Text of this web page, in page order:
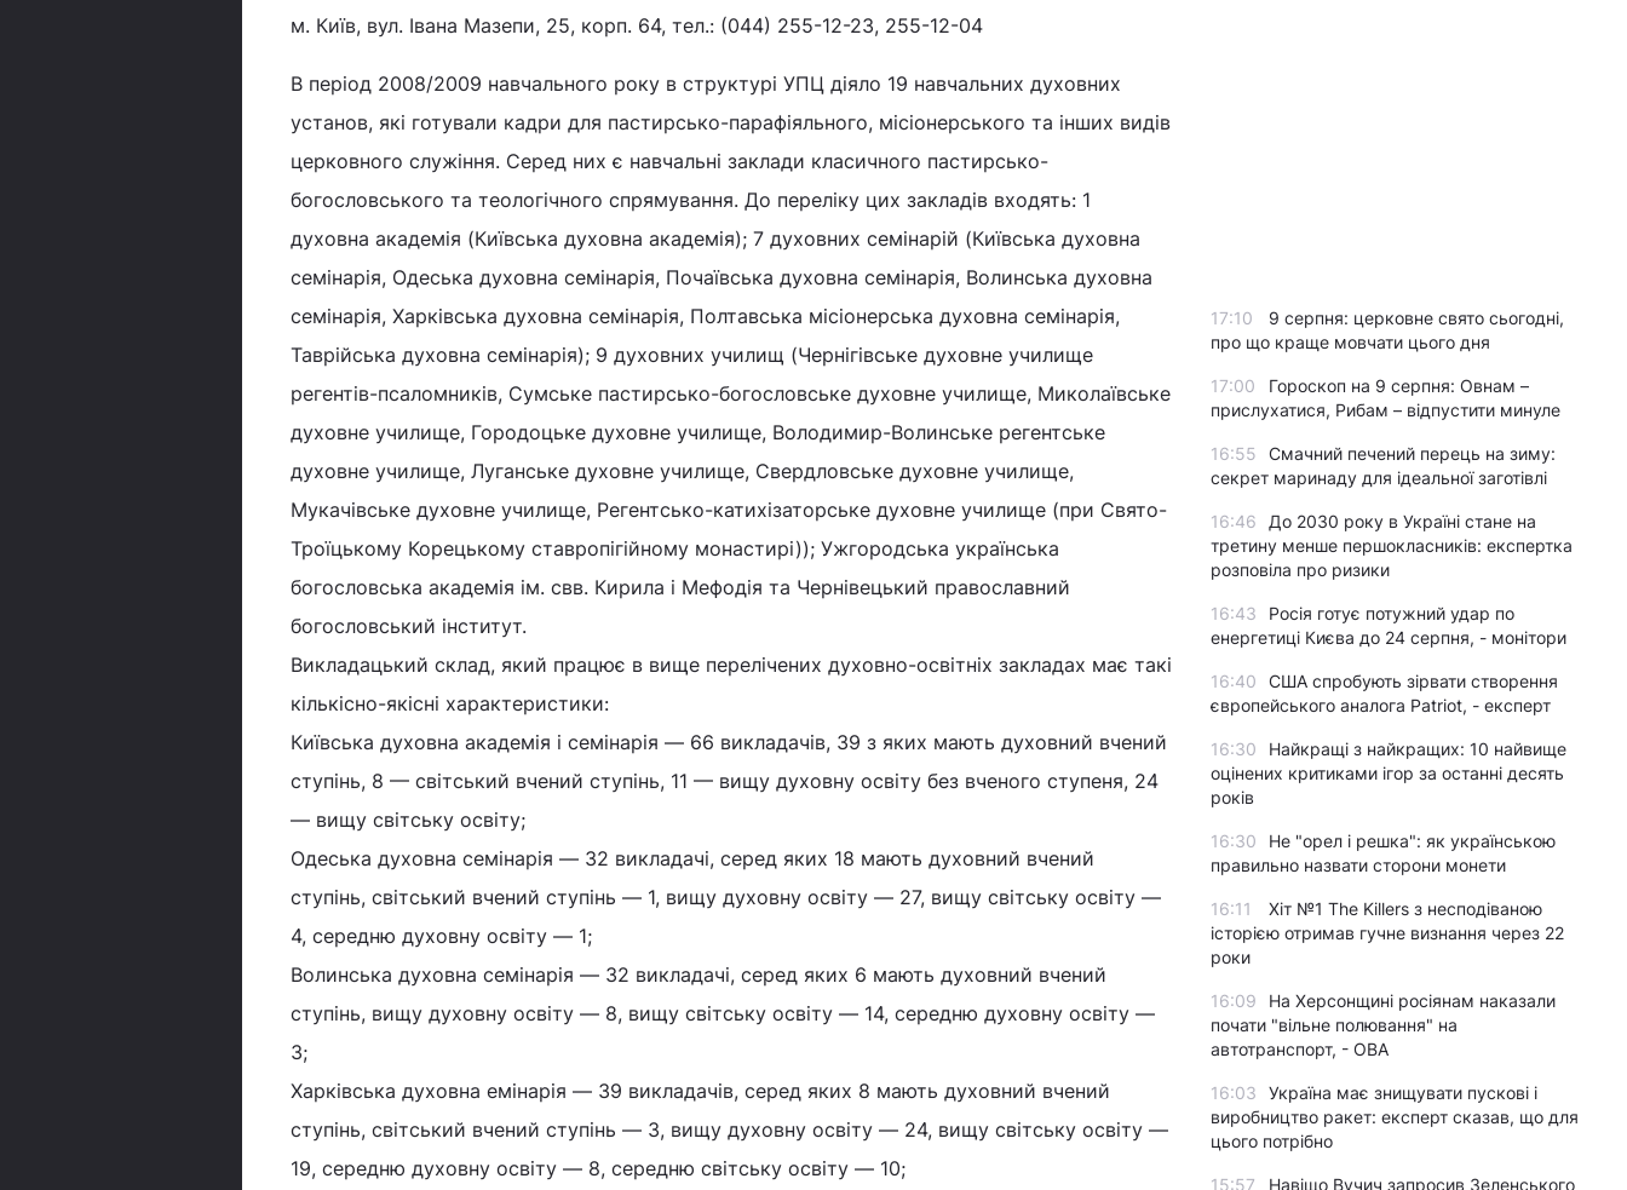
м. Київ, вул. Івана Мазепи, 25, корп. 64, тел.: (044) 255-12-23, 255-12-04
В період 2008/2009 навчального року в структурі УПЦ діяло 19 навчальних духовних
установ, які готували кадри для пастирсько-парафіяльного, місіонерського та інших видів
церковного служіння. Серед них є навчальні заклади класичного пастирсько-
богословського та теологічного спрямування. До переліку цих закладів входять: 1
духовна академія (Київська духовна академія); 7 духовних семінарій (Київська духовна
семінарія, Одеська духовна семінарія, Почаївська духовна семінарія, Волинська духовна
семінарія, Харківська духовна семінарія, Полтавська місіонерська духовна семінарія,
Таврійська духовна семінарія); 9 духовних училищ (Чернігівське духовне училище
регентів-псаломників, Сумське пастирсько-богословське духовне училище, Миколаївське
духовне училище, Городоцьке духовне училище, Володимир-Волинське регентське
духовне училище, Луганське духовне училище, Свердловське духовне училище,
Мукачівське духовне училище, Регентсько-катихізаторське духовне училище (при Свято-
Троїцькому Корецькому ставропігійному монастирі)); Ужгородська українська
богословська академія ім. свв. Кирила і Мефодія та Чернівецький православний
богословський інститут.
Викладацький склад, який працює в вище перелічених духовно-освітніх закладах має такі
кількісно-якісні характеристики:
Київська духовна академія і семінарія — 66 викладачів, 39 з яких мають духовний вчений
ступінь, 8 — світський вчений ступінь, 11 — вищу духовну освіту без вченого ступеня, 24
— вищу світську освіту;
Одеська духовна семінарія — 32 викладачі, серед яких 18 мають духовний вчений
ступінь, світський вчений ступінь — 1, вищу духовну освіту — 27, вищу світську освіту —
4, середню духовну освіту — 1;
Волинська духовна семінарія — 32 викладачі, серед яких 6 мають духовний вчений
ступінь, вищу духовну освіту — 8, вищу світську освіту — 14, середню духовну освіту —
3;
Харківська духовна емінарія — 39 викладачів, серед яких 8 мають духовний вчений
ступінь, світський вчений ступінь — 3, вищу духовну освіту — 24, вищу світську освіту —
19, середню духовну освіту — 8, середню світську освіту — 10;
17:10
9 серпня: церковне свято сьогодні,
про що краще мовчати цього дня
17:00
Гороскоп на 9 серпня: Овнам –
прислухатися, Рибам – відпустити минуле
16:55
Смачний печений перець на зиму:
секрет маринаду для ідеальної заготівлі
16:46
До 2030 року в Україні стане на
третину менше першокласників: експертка
розповіла про ризики
16:43
Росія готує потужний удар по
енергетиці Києва до 24 серпня, - монітори
16:40
США спробують зірвати створення
європейського аналога Patriot, - експерт
16:30
Найкращі з найкращих: 10 найвище
оцінених критиками ігор за останні десять
років
16:30
Не "орел і решка": як українською
правильно назвати сторони монети
16:11
Хіт №1 The Killers з несподіваною
історією отримав гучне визнання через 22
роки
16:09
На Херсонщині росіянам наказали
почати "вільне полювання" на
автотранспорт, - ОВА
16:03
Україна має знищувати пускові і
виробництво ракет: експерт сказав, що для
цього потрібно
15:57 Навіщо Вучич запросив Зеленського